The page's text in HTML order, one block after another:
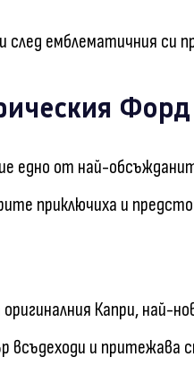
след емблематичния си
едно от най-
приключиха и
Капри, най-
всъдеходи и